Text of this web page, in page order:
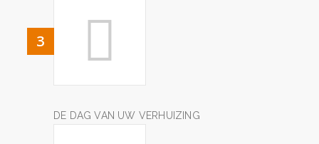
3
DE DAG VAN UW VERHUIZING